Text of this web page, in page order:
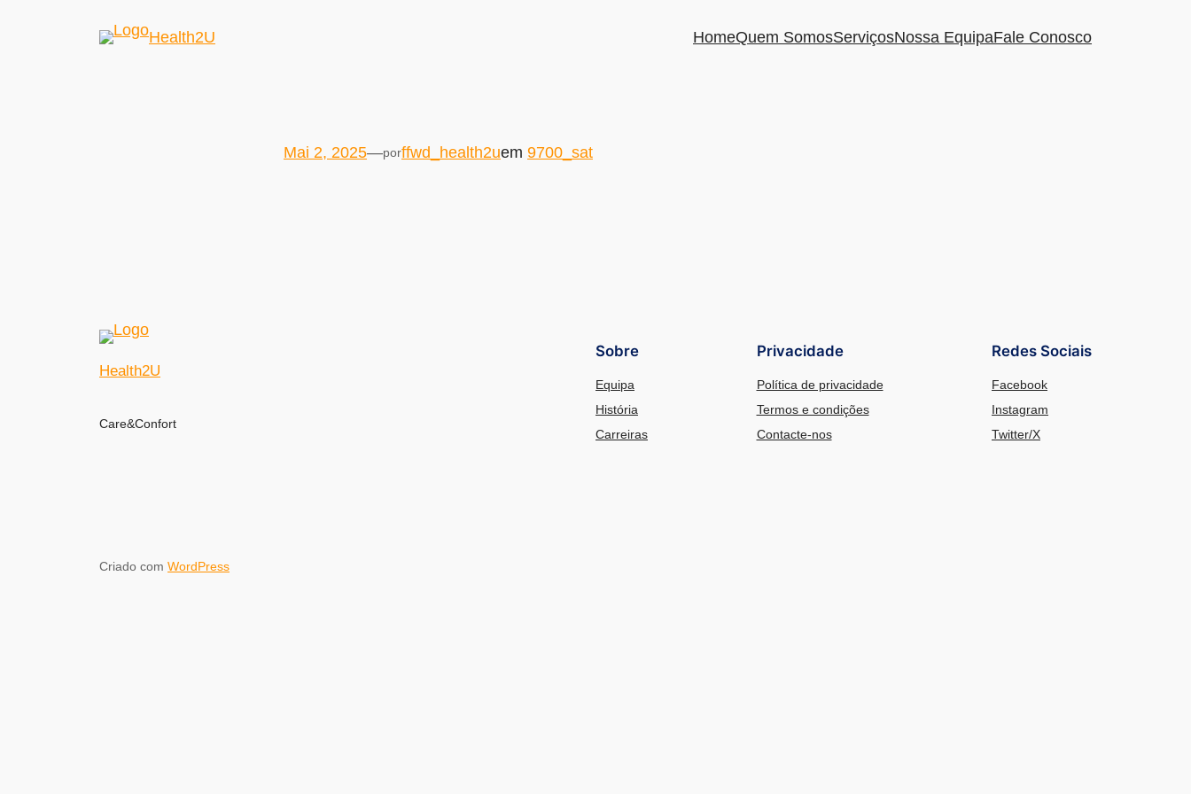
Health2U HomeQuem SomosServiçosNossa EquipaFale Conosco
Mai 2, 2025—porffwd_health2uem 9700_sat
Health2U
Care&Confort
Sobre
Equipa
História
Carreiras
Privacidade
Política de privacidade
Termos e condições
Contacte-nos
Redes Sociais
Facebook
Instagram
Twitter/X
Criado com WordPress